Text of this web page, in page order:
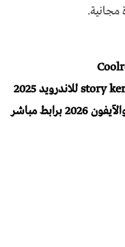
مجانية.
تنزيل Webteknohaber للأندرويد والآيفون 2026 برابط مباشر